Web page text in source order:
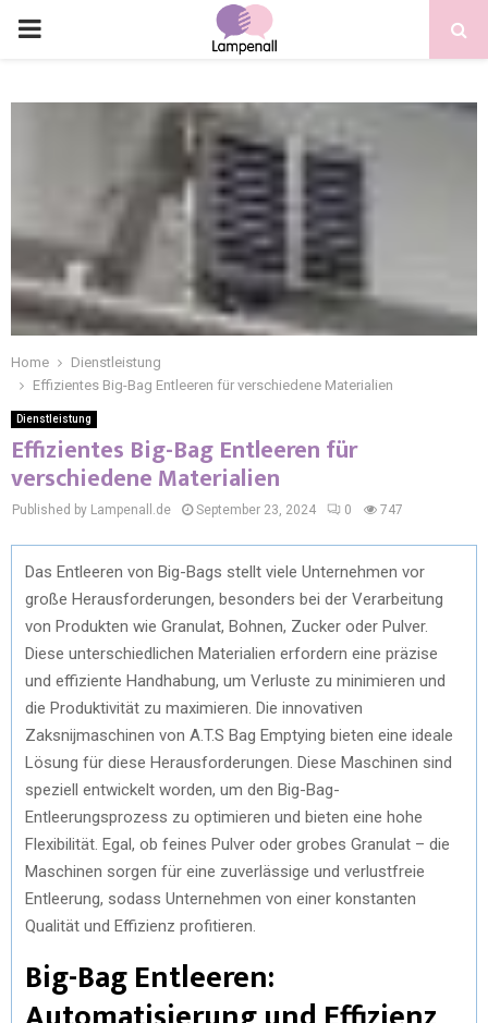
Home
Dienstleistung
Effizientes Big-Bag Entleeren für verschiedene Materialien
Dienstleistung
Effizientes Big-Bag Entleeren für
verschiedene Materialien
Published by Lampenall.de September 23, 2024 0 747
Das Entleeren von Big-Bags stellt viele Unternehmen vor
große Herausforderungen, besonders bei der Verarbeitung
von Produkten wie Granulat, Bohnen, Zucker oder Pulver.
Diese unterschiedlichen Materialien erfordern eine präzise
und effiziente Handhabung, um Verluste zu minimieren und
die Produktivität zu maximieren. Die innovativen
Zaksnijmaschinen von A.T.S Bag Emptying bieten eine ideale
Lösung für diese Herausforderungen. Diese Maschinen sind
speziell entwickelt worden, um den Big-Bag-
Entleerungsprozess zu optimieren und bieten eine hohe
Flexibilität. Egal, ob feines Pulver oder grobes Granulat – die
Maschinen sorgen für eine zuverlässige und verlustfreie
Entleerung, sodass Unternehmen von einer konstanten
Qualität und Effizienz profitieren.
Big-Bag Entleeren: